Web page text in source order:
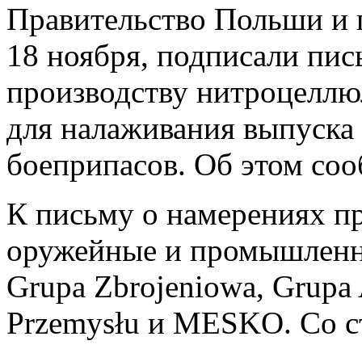
Правительство Польши и
18 ноября, подписали
производству
для налаживания
боеприпасов. Об этом
К письму о намерениях
оружейные и
Grupa Zbrojeniowa,
Przemysłu и MESKO. Со